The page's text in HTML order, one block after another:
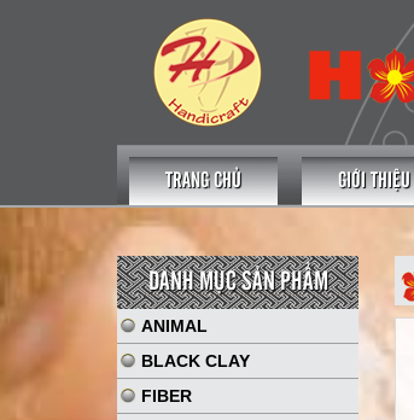
TRANG CHỦ GIỚI THIỆU
DANH MỤC SẢN PHẨM
ANIMAL
BLACK CLAY
FIBER